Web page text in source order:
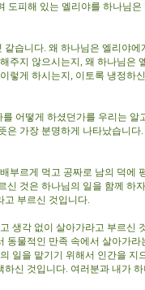
도피해 있는 엘리야를 하나님
습니다. 왜 하나님은 엘리야에
주지 않으시는지, 왜 하나님은
렇게 하시는지, 이토록 냉정하
어떻게 하셨던가를 우리는 알
은 가장 분명하게 나타났습니
부르게 먹고 공짜로 남의 덕에
신 것은 하나님의 일을 함께 하
고 부르신 것입니다.
생각 없이 살아가라고 부르신
동물적인 만족 속에서 살아가라
일을 맡기기 위해서 인간을 지
신 것입니다. 여러분과 내가